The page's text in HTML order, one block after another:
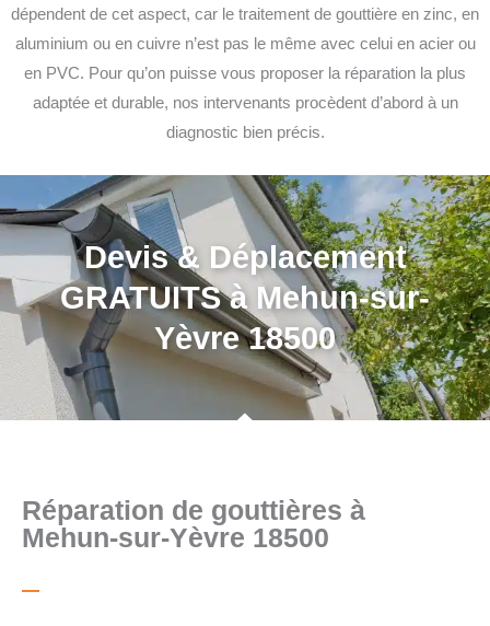
dépendent de cet aspect, car le traitement de gouttière en zinc, en
aluminium ou en cuivre n’est pas le même avec celui en acier ou
en PVC. Pour qu’on puisse vous proposer la réparation la plus
adaptée et durable, nos intervenants procèdent d’abord à un
diagnostic bien précis.
Devis & Déplacement
GRATUITS à Mehun-sur-
Yèvre 18500
Réparation de gouttières à
Mehun-sur-Yèvre 18500